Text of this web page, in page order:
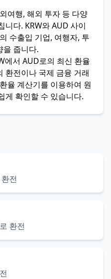
여행, 해외 투자 등 다양
니다. KRW와 AUD 사이
수출입 기업, 여행자, 투
을 줍니다.
에서 AUD로의 최신 환율
환전이나 국제 금융 거래
율 계산기를 이용하여 원
게 확인할 수 있습니다.
전
환전